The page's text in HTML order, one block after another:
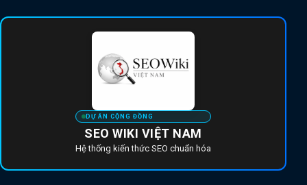
DỰ ÁN CỘNG ĐỒNG
SEO WIKI VIỆT NAM
Hệ thống kiến thức SEO chuẩn hóa